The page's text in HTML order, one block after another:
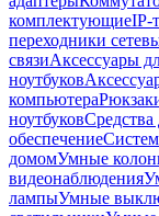
комплектующиеIP-
переходники
связиАксессуары
ноутбуков
компьютера
ноутбуковСредства
обеспечение
домомУмные
видеонаблюдения
лампыУмные